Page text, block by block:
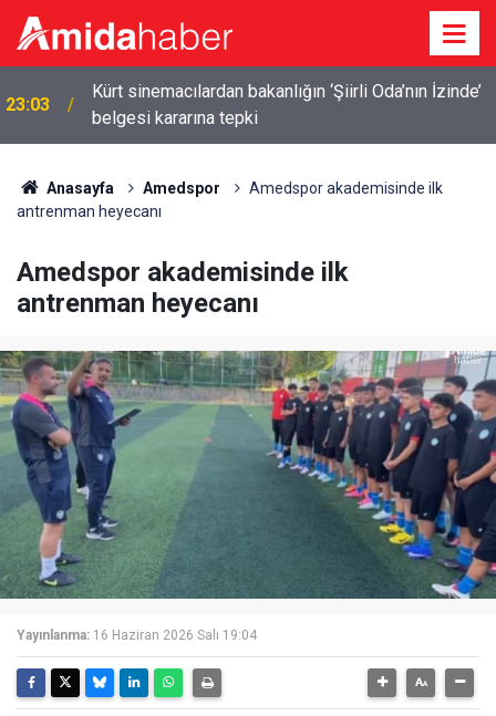
23:03
Kürt sinemacılardan bakanlığın ‘Şiirli Oda’nın İzinde’
belgesi kararına tepki
22:20
Vanspor’da lisans krizi: Maç kadrosunda 15 oyuncu
var
Anasayfa Amedspor
Amedspor akademisinde ilk
antrenman heyecanı
Amedspor akademisinde ilk
antrenman heyecanı
Yayınlanma: 16 Haziran 2026 Salı 19:04